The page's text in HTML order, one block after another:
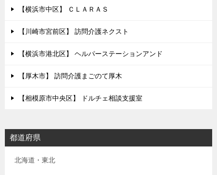
ョ
【横浜市中区】 ＣＬＡＲＡＳ
【川崎市宮前区】 訪問介護ネクスト
【横浜市港北区】 ヘルパーステーションアンド
【厚木市】 訪問介護まごのて厚木
【相模原市中央区】 ドルチェ相談支援室
都道府県
北海道・東北